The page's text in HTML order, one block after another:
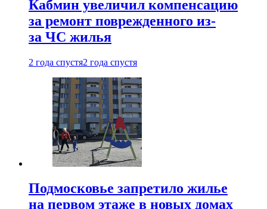
Кабмин увеличил компенсацию
за ремонт поврежденного из-
за ЧС жилья
2 года спустя2 года спустя
Подмосковье запретило жилье
на первом этаже в новых домах